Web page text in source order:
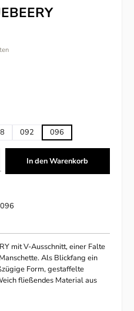
092 096
In den Warenkorb
mit V-Ausschnitt, einer Falte
Als Blickfang ein
Form, gestaffelte
fließendes Material aus